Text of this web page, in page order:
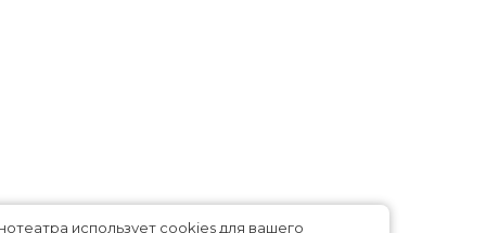
кинотеатра использует cookies для вашего